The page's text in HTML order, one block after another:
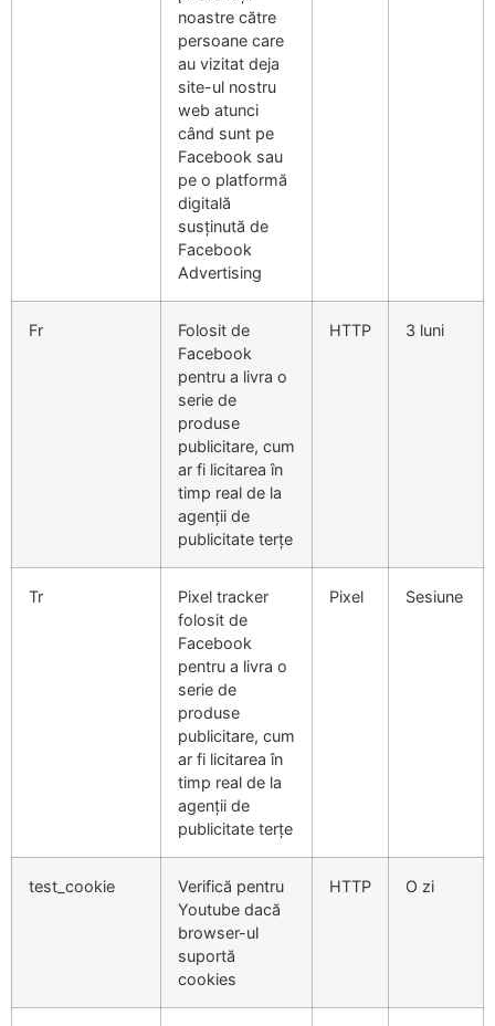
noastre către
persoane care
au vizitat deja
site-ul nostru
web atunci
când sunt pe
Facebook sau
pe o platformă
digitală
susținută de
Facebook
Advertising
Fr
Folosit de
Facebook
pentru a livra o
serie de
produse
publicitare, cum
ar fi licitarea în
timp real de la
agenții de
publicitate terțe
HTTP 3 luni
Tr
Pixel tracker
folosit de
Facebook
pentru a livra o
serie de
produse
publicitare, cum
ar fi licitarea în
timp real de la
agenții de
publicitate terțe
Pixel Sesiune
test_cookie
Verifică pentru
Youtube dacă
browser-ul
suportă
cookies
HTTP O zi